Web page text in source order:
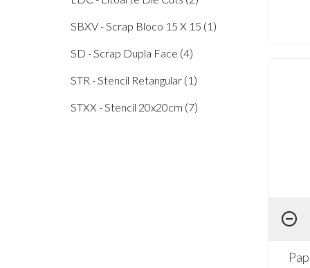
SBXV - Scrap Bloco 15 X 15 (1)
SD - Scrap Dupla Face (4)
STR - Stencil Retangular (1)
STXX - Stencil 20x20cm (7)